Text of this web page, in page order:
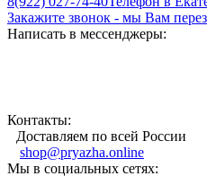
Закажите звонок - мы Вам
Написать в мессенджеры:
Контакты:
Доставляем по всей России
shop@pryazha.online
Мы в социальных сетях: